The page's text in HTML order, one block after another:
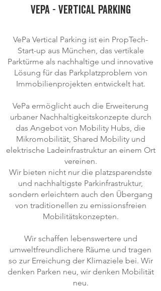
vepa - vertical parking
VePa Vertical Parking ist ein PropTech-
Start-up aus München, das vertikale
Parktürme als nachhaltige und innovative
Lösung für das Parkplatzproblem von
Immobilienprojekten entwickelt hat.
VePa ermöglicht auch die Erweiterung
urbaner Nachhaltigkeitskonzepte durch
das Angebot von Mobility Hubs, die
Mikromobilität, Shared Mobility und
elektrische Ladeinfrastruktur an einem Ort
vereinen.
Wir bieten nicht nur die platzsparendste
und nachhaltigste Parkinfrastruktur,
sondern erleichtern auch den Übergang
von traditionellen zu emissionsfreien
Mobilitätskonzepten.
Wir schaffen lebenswertere und
umweltfreundlichere Räume und tragen
so zur Erreichung der Klimaziele bei. Wir
denken Parken neu, wir denken Mobilität
neu.